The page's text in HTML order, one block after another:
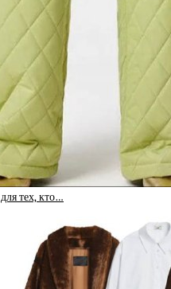
тех, кто…